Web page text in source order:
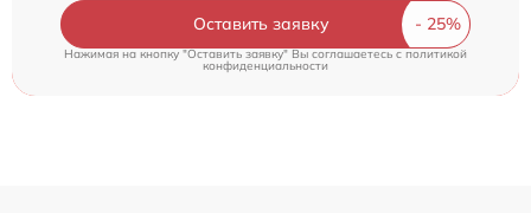
Оставить заявку
Нажимая на кнопку "Оставить заявку" Вы соглашаетесь cполитикой
конфиденциальности